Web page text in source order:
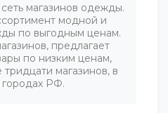
магазинов одежды.
модной и
по выгодным ценам.
предлагает
по низким ценам,
магазинов, в
городах РФ.